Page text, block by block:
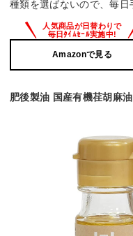
種類を選ばないので、毎日
Amazonで見る
肥後製油 国産有機荏胡麻油